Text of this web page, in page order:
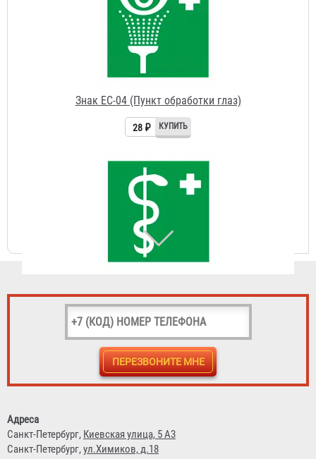
Знак ЕС-04 (Пункт обработки глаз)
28 ₽
Знак ЕС-05 (Медицинский кабинет)
28 ₽
Знак ЕС-06 (Телефон связи с медицинским пунктом)
28 ₽
Адреса
Санкт-Петербург, Киевская улица, 5 А3
Санкт-Петербург,ул.Химиков, д.18